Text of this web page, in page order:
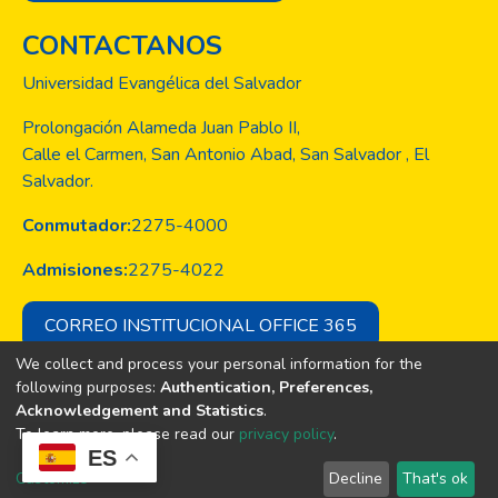
ES
CONTACTANOS
Universidad Evangélica del Salvador
Prolongación Alameda Juan Pablo II,
Calle el Carmen, San Antonio Abad, San Salvador , El
Salvador.
Conmutador:2275-4000
Admisiones:2275-4022
CORREO INSTITUCIONAL OFFICE 365
Copyright © Todos los derechos son
de la Universidad Evangélica de El
We collect and process your personal information for the
following purposes: Authentication, Preferences,
Acknowledgement and Statistics.
To learn more, please read our privacy policy.
Customize Decline That's ok